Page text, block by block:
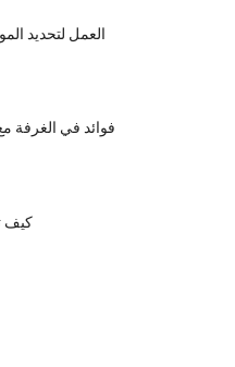
العمل لتحديد
فوائد في الغرفة
كيف